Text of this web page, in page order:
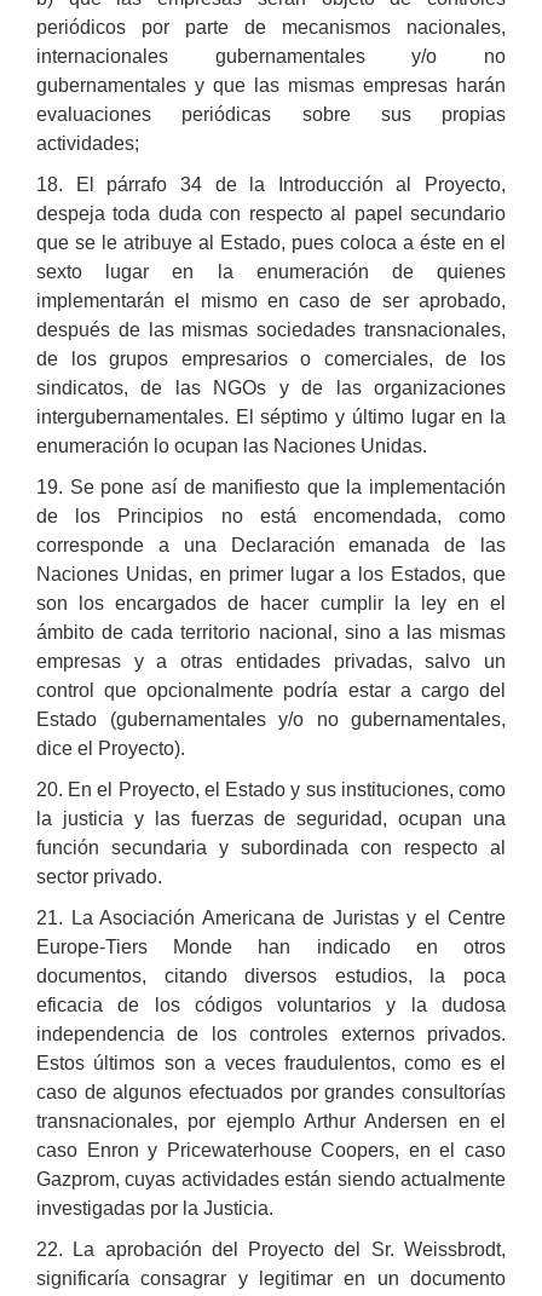
periódicos por parte de mecanismos nacionales,
internacionales gubernamentales y/o no
gubernamentales y que las mismas empresas harán
evaluaciones periódicas sobre sus propias
actividades;
18. El párrafo 34 de la Introducción al Proyecto,
despeja toda duda con respecto al papel secundario
que se le atribuye al Estado, pues coloca a éste en el
sexto lugar en la enumeración de quienes
implementarán el mismo en caso de ser aprobado,
después de las mismas sociedades transnacionales,
de los grupos empresarios o comerciales, de los
sindicatos, de las NGOs y de las organizaciones
intergubernamentales. El séptimo y último lugar en la
enumeración lo ocupan las Naciones Unidas.
19. Se pone así de manifiesto que la implementación
de los Principios no está encomendada, como
corresponde a una Declaración emanada de las
Naciones Unidas, en primer lugar a los Estados, que
son los encargados de hacer cumplir la ley en el
ámbito de cada territorio nacional, sino a las mismas
empresas y a otras entidades privadas, salvo un
control que opcionalmente podría estar a cargo del
Estado (gubernamentales y/o no gubernamentales,
dice el Proyecto).
20. En el Proyecto, el Estado y sus instituciones, como
la justicia y las fuerzas de seguridad, ocupan una
función secundaria y subordinada con respecto al
sector privado.
21. La Asociación Americana de Juristas y el Centre
Europe-Tiers Monde han indicado en otros
documentos, citando diversos estudios, la poca
eficacia de los códigos voluntarios y la dudosa
independencia de los controles externos privados.
Estos últimos son a veces fraudulentos, como es el
caso de algunos efectuados por grandes consultorías
transnacionales, por ejemplo Arthur Andersen en el
caso Enron y Pricewaterhouse Coopers, en el caso
Gazprom, cuyas actividades están siendo actualmente
investigadas por la Justicia.
22. La aprobación del Proyecto del Sr. Weissbrodt,
significaría consagrar y legitimar en un documento